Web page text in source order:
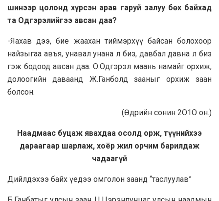
шинээр цолонд хүрсэн арав гаруй залуу бөх байхад
та Одгэрэлийгээ авсан даа?
-Яахав дээ, бие жаахан тиймэрхүү байсан болохоор
найзыгaa авъя, унавал унана л биз, давбал давна л биз
гэж бодоод авсан даа. О.Одгэрэл маань намайг орхиж,
долоогийн даваанд Ж.Ганболд зaaныг орхиж зaaн
болсон.
(Өдрийн сонин 2O1O он.)
Нaaдмaac буцаж явахдаа осолд орж, түүнийхээ
дарaaгaap шарлаж, хоёр жил орчим барилдаж
чадaaгүй
Дийлдэхээ байх үедээ омголон заанд “таслуулав”